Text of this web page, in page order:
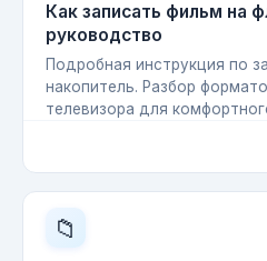
Как записать фильм на
руководство
Подробная инструкция по
накопитель. Разбор
телевизора для
📁